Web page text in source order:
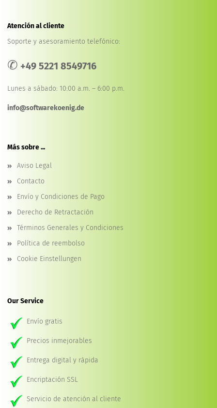
Atención al cliente
Soporte y asesoramiento telefónico:
✆ +49 5221 8549716
Lunes a sábado: 10:00 a.m. – 6:00 p.m.
info@softwarekoenig.de
Más sobre ...
Aviso Legal
Contacto
Envío y Condiciones de Pago
Derecho de Retractación
Términos Generales y Condiciones
Política de reembolso
Cookie Einstellungen
Our Service
Envío gratis
Precios inmejorables
Entrega digital y rápida
Encriptación SSL
Servicio de atención al cliente